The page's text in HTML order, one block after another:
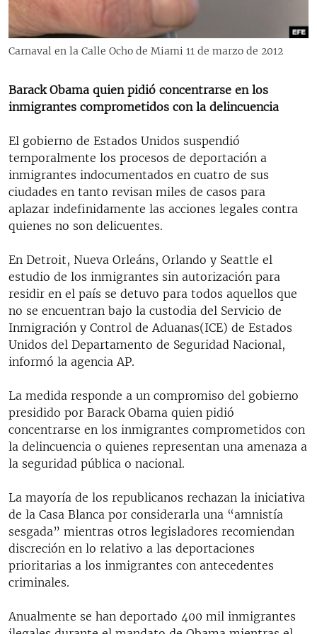
RADIO MARTÍ
ESPECIALES
LA REALIDAD DE LA VIVIENDA EN CUBA
SER VIEJO EN CUBA
KENTU-CUBANO
LOS SANTOS DE HIALEAH
DESINFORMACIÓN RUSA EN AMÉRICA LATINA
LA INVASIÓN DE RUSIA A UCRANIA
EDITORIALES
Carnaval en la Calle Ocho de Miami 11 de marzo de 2012
Barack Obama quien pidió concentrarse en los
inmigrantes comprometidos con la delincuencia
El gobierno de Estados Unidos suspendió
temporalmente los procesos de deportación a
inmigrantes indocumentados en cuatro de sus
ciudades en tanto revisan miles de casos para
aplazar indefinidamente las acciones legales contra
quienes no son delicuentes.
En Detroit, Nueva Orleáns, Orlando y Seattle el
estudio de los inmigrantes sin autorización para
residir en el país se detuvo para todos aquellos que
no se encuentran bajo la custodia del Servicio de
Inmigración y Control de Aduanas(ICE) de Estados
Unidos del Departamento de Seguridad Nacional,
informó la agencia AP.
La medida responde a un compromiso del gobierno
presidido por Barack Obama quien pidió
concentrarse en los inmigrantes comprometidos con
la delincuencia o quienes representan una amenaza a
la seguridad pública o nacional.
La mayoría de los republicanos rechazan la iniciativa
de la Casa Blanca por considerarla una “amnistía
sesgada” mientras otros legisladores recomiendan
discreción en lo relativo a las deportaciones
prioritarias a los inmigrantes con antecedentes
criminales.
Anualmente se han deportado 400 mil inmigrantes